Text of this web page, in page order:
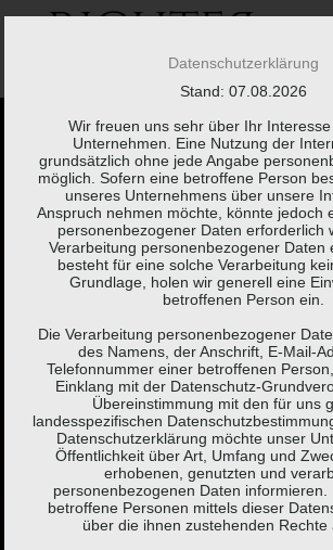
Springe
Inhalt
Kaum etwas
so viel
eine
Brigitte Fuchs,Schweizer Autorin,
(*1951)
KONTAKT
Datenschutzerklärung
Stand: 07.08.2026
Wir freuen uns sehr über Ihr
Unternehmen. Eine Nutzung der
grundsätzlich ohne jede Angabe
möglich. Sofern eine betroffene Person
unseres Unternehmens über unsere
Anspruch nehmen möchte, könnte jedoch
personenbezogener Daten erforderlich
Verarbeitung personenbezogener Daten
besteht für eine solche Verarbeitung
Grundlage, holen wir generell eine
betroffenen Person ein.
Die Verarbeitung personenbezogener
des Namens, der Anschrift, E-Mail-
Telefonnummer einer betroffenen
Einklang mit der Datenschutz-
Übereinstimmung mit den für uns
landesspezifischen
Datenschutzerklärung möchte unser
Öffentlichkeit über Art, Umfang und
erhobenen, genutzten und
personenbezogenen Daten informieren.
betroffene Personen mittels dieser
über die ihnen zustehenden Rechte